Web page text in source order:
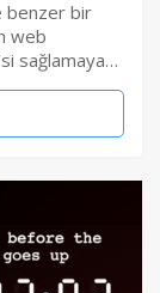
benzer bir
web
sağlamaya…